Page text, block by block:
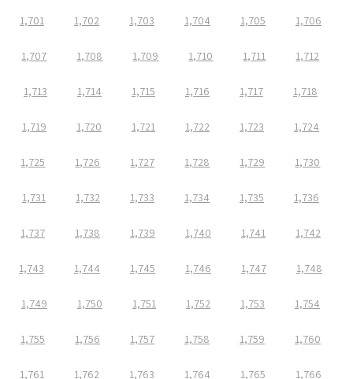
1,701 1,702 1,703 1,704 1,705 1,706
1,707 1,708 1,709 1,710 1,711 1,712
1,713 1,714 1,715 1,716 1,717 1,718
1,719 1,720 1,721 1,722 1,723 1,724
1,725 1,726 1,727 1,728 1,729 1,730
1,731 1,732 1,733 1,734 1,735 1,736
1,737 1,738 1,739 1,740 1,741 1,742
1,743 1,744 1,745 1,746 1,747 1,748
1,749 1,750 1,751 1,752 1,753 1,754
1,755 1,756 1,757 1,758 1,759 1,760
1,761 1,762 1,763 1,764 1,765 1,766